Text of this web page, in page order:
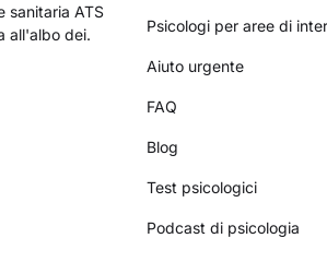
sanitaria ATS
all'albo dei.
Psicologi per aree di
Aiuto urgente
FAQ
Blog
Test psicologici
Podcast di psicologia